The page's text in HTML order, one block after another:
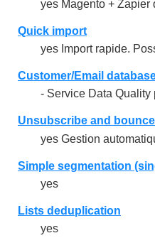
yes Magento + Zapier
Quick import
yes Import rapide.
Customer/Email
- Service Data Quality
Unsubscribe and
yes Gestion
Simple segmentation
yes
Lists deduplication
yes